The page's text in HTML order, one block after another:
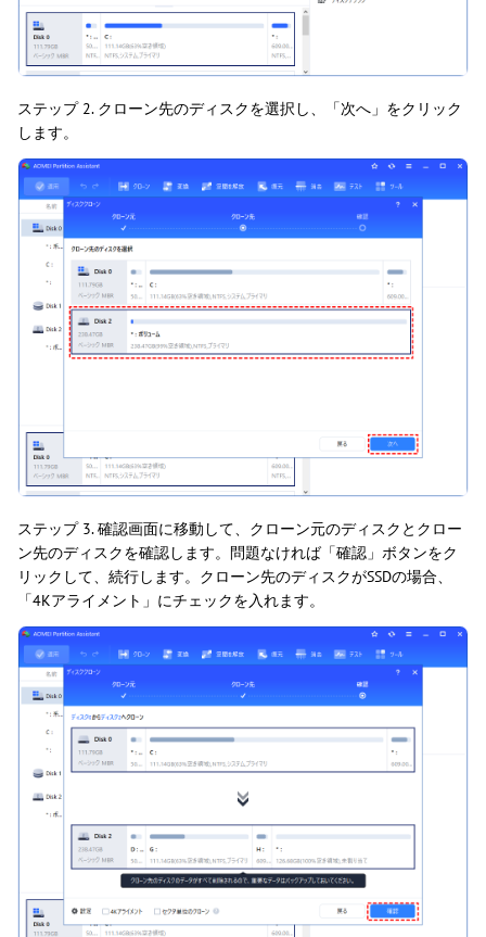
ステップ 2. クローン先のディスクを選択し、「次へ」をクリック
します。
ステップ 3. 確認画面に移動して、クローン元のディスクとクロー
ン先のディスクを確認します。問題なければ「確認」ボタンをク
リックして、続行します。クローン先のディスクがSSDの場合、
「4Kアライメント」にチェックを入れます。